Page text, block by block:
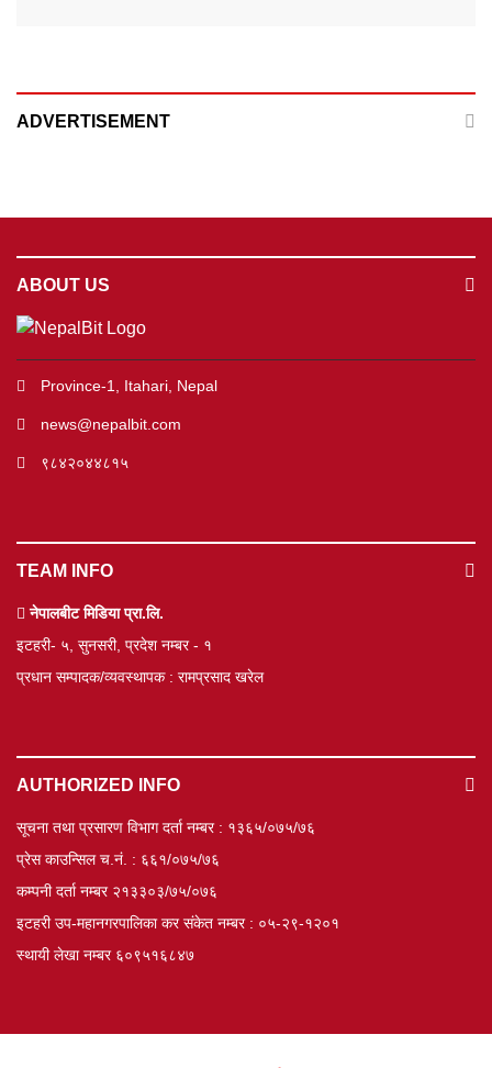
ADVERTISEMENT
ABOUT US
Province-1, Itahari, Nepal
news@nepalbit.com
९८४२०४४८१५
TEAM INFO
नेपालबीट मिडिया प्रा.लि.
इटहरी- ५, सुनसरी, प्रदेश नम्बर - १
प्रधान सम्पादक/व्यवस्थापक : रामप्रसाद खरेल
AUTHORIZED INFO
सूचना तथा प्रसारण विभाग दर्ता नम्बर : १३६५/०७५/७६
प्रेस काउन्सिल च.नं. : ६६१/०७५/७६
कम्पनी दर्ता नम्बर २१३३०३/७५/०७६
इटहरी उप-महानगरपालिका कर संकेत नम्बर : ०५-२९-१२०१
स्थायी लेखा नम्बर ६०९५१६८४७